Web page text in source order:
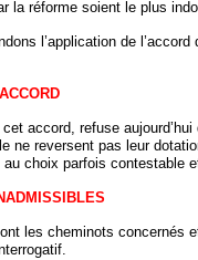
la réforme soient le plus
l’application de
accord, refuse
ne reversent pas leur
choix parfois contestable
les cheminots concernés